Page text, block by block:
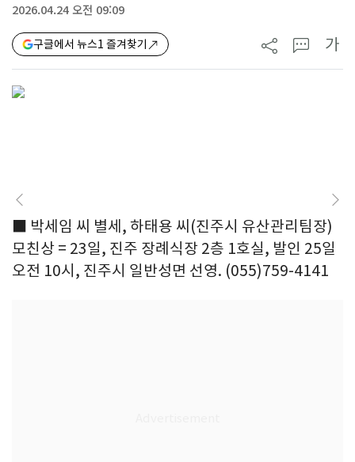
2026.04.24 오전 09:09
구글에서 뉴스1 즐겨찾기 가
■ 박세임 씨 별세, 하태용 씨(진주시 유산관리팀장)
모친상 = 23일, 진주 장례식장 2층 1호실, 발인 25일
오전 10시, 진주시 일반성면 선영. (055)759-4141